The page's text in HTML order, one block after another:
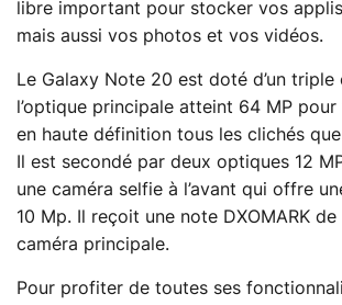
libre important pour stocker vos
mais aussi vos photos et vos vidéos.
Le Galaxy Note 20 est doté d’un
l’optique principale atteint 64 MP
en haute définition tous les clichés
Il est secondé par deux optiques 12
une caméra selfie à l’avant qui offre
10 Mp. Il reçoit une note DXOMARK de
caméra principale.
Pour profiter de toutes ses